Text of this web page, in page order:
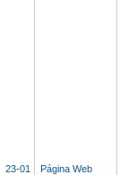
23-01 Página Web